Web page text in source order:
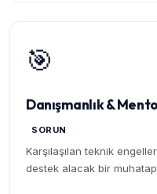
🎯
Danışmanlık &
SORUN
Karşılaşılan teknik
destek alacak bir